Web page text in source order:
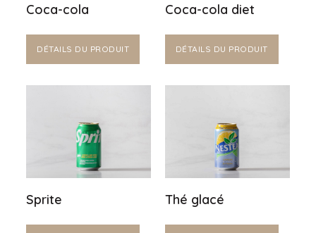
Coca-cola
DÉTAILS DU PRODUIT
Coca-cola diet
DÉTAILS DU PRODUIT
Sprite Thé glacé